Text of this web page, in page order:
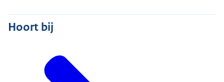
Hoort bij